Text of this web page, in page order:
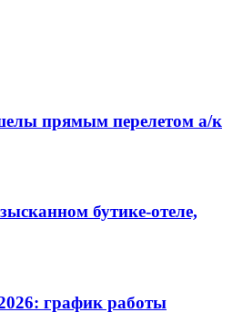
прямым перелетом а/к
бутике-отеле,
график работы